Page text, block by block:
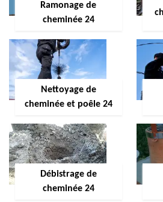
Ramonage de
cheminée 24
Nettoyage de
cheminée et poêle 24
Débistrage de
cheminée 24